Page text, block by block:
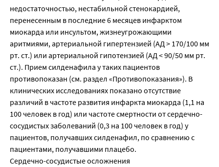
недостаточностью, нестабильной стенокардией,
перенесенным в последние 6 месяцев инфарктом
миокарда или инсультом, жизнеугрожающими
аритмиями, артериальной гипертензией (АД > 170/100 мм
рт. ст.) или артериальной гипотензией (АД < 90/50 мм рт.
ст.). Прием силденафила у таких пациентов
противопоказан (см. раздел «Противопоказания»). В
клинических исследованиях показано отсутствие
различий в частоте развития инфаркта миокарда (1,1 на
100 человек в год) или частоте смертности от сердечно-
сосудистых заболеваний (0,3 на 100 человек в год) у
пациентов, получавших силденафил, по сравнению с
пациентами, получавшими плацебо.
Сердечно-сосудистые осложнения